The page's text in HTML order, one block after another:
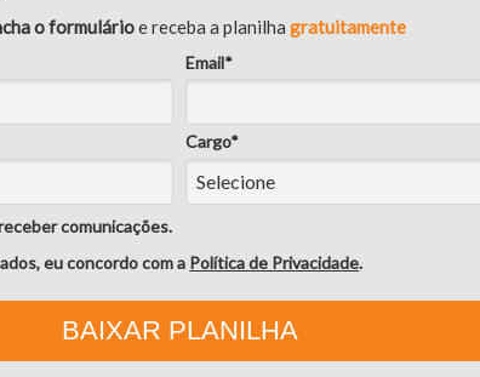
o formulárioe receba a planilha gratuitamente
Email*
Cargo*
comunicações.
eu concordo com a Política de Privacidade.
BAIXAR PLANILHA